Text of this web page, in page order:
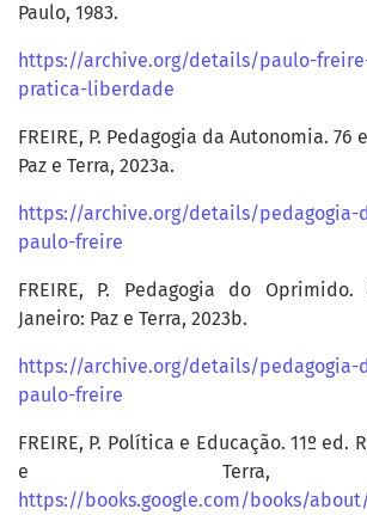
Paulo, 1983.
https://archive.org/details/paulo-
pratica-liberdade
FREIRE, P. Pedagogia da Autonomia. 76
Paz e Terra, 2023a.
https://archive.org/details/pedagogia-
paulo-freire
FREIRE, P. Pedagogia do
Janeiro: Paz e Terra, 2023b.
https://archive.org/details/
paulo-freire
FREIRE, P. Política e Educação. 11º ed.
e Terra,
https://books.google.com/books/about/